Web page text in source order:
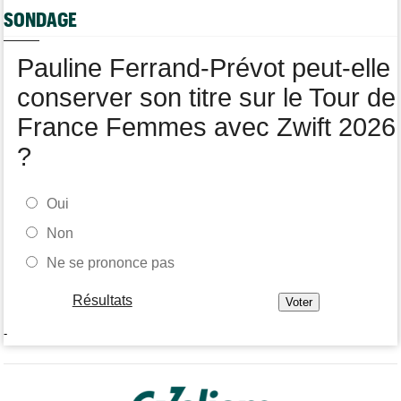
SONDAGE
Pauline Ferrand-Prévot peut-elle
conserver son titre sur le Tour de
France Femmes avec Zwift 2026
?
Oui
Non
Ne se prononce pas
Résultats
-